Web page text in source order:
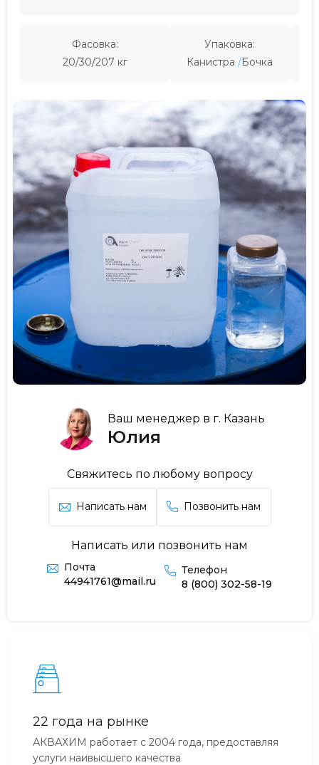
Ваш менеджер в г. Казань
Юлия
Свяжитесь по любому вопросу
Написать нам Позвонить нам
Написать или позвонить нам
Почта
44941761@mail.ru
Телефон
8 (800) 302-58-19
Фасовка:
20/30/207 кг
Упаковка:
Канистра
Бочка
22 года на рынке
АКВАХИМ работает с 2004 года, предоставляя
услуги наивысшего качества